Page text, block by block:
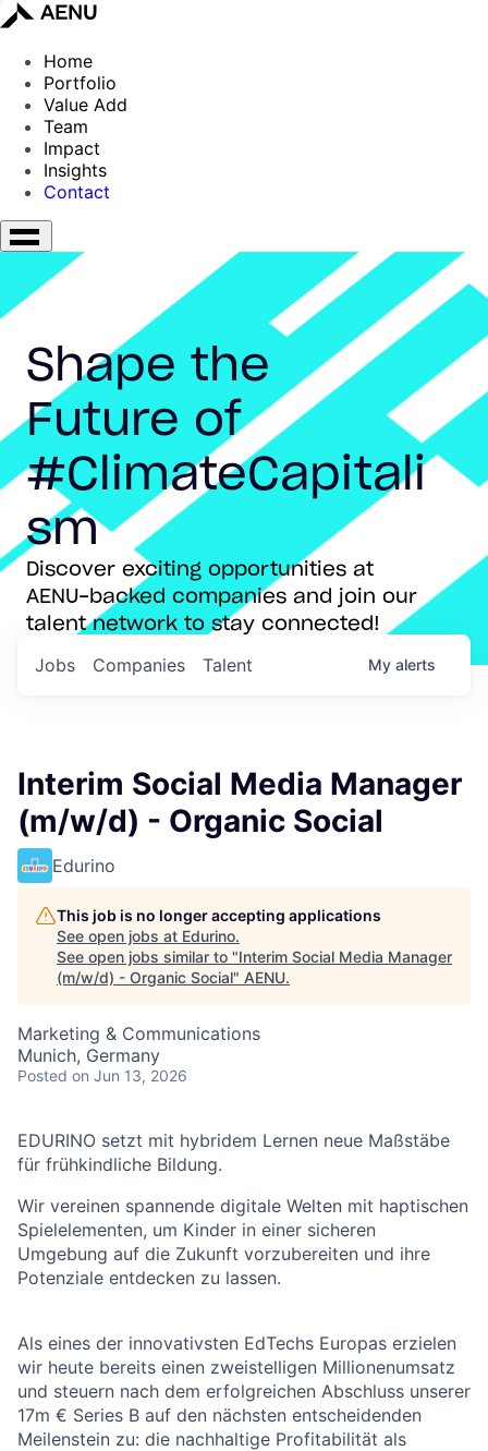
Home
Portfolio
Value Add
Team
Impact
Insights
Contact
Shape the
Future of
#ClimateCapitali
sm
Discover exciting opportunities at
AENU-backed companies and join our
talent network to stay connected!
Jobs Companies Talent My alerts
Interim Social Media Manager
(m/w/d) - Organic Social
Edurino
This job is no longer accepting applications
See open jobs at Edurino.
See open jobs similar to "Interim Social Media Manager
(m/w/d) - Organic Social" AENU.
Marketing & Communications
Munich, Germany
Posted on Jun 13, 2026
EDURINO setzt mit hybridem Lernen neue Maßstäbe
für frühkindliche Bildung.
Wir vereinen spannende digitale Welten mit haptischen
Spielelementen, um Kinder in einer sicheren
Umgebung auf die Zukunft vorzubereiten und ihre
Potenziale entdecken zu lassen.
Als eines der innovativsten EdTechs Europas erzielen
wir heute bereits einen zweistelligen Millionenumsatz
und steuern nach dem erfolgreichen Abschluss unserer
17m € Series B auf den nächsten entscheidenden
Meilenstein zu: die nachhaltige Profitabilität als